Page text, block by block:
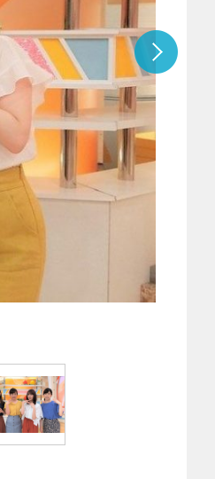
『アイ＝ラブ！げーみんぐ』＝LOV
E齋藤樹愛羅＆佐々木舞香SPインタ
ビュー